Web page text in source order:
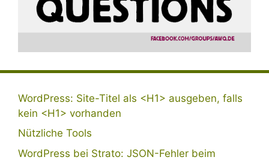
WordPress: Site-Titel als <H1> ausgeben, falls
kein <H1> vorhanden
Nützliche Tools
WordPress bei Strato: JSON-Fehler beim